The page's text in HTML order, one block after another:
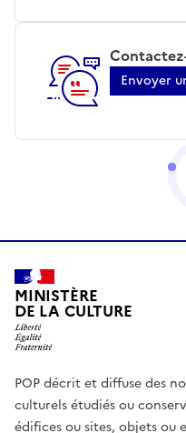
Envoyer
MINISTÈRE
DE LA CULTURE
POP décrit et diffuse des
culturels étudiés ou
édifices ou sites, objets ou